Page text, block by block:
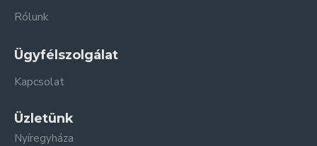
Rólunk
Ügyfélszolgálat
Kapcsolat
Üzletünk
Nyíregyháza